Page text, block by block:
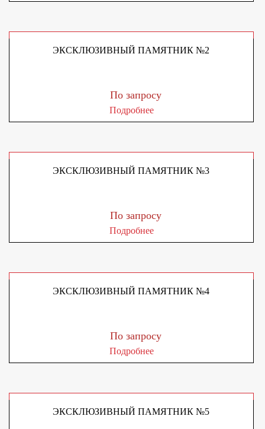
ЭКСКЛЮЗИВНЫЙ ПАМЯТНИК №2
По запросу
Подробнее
ЭКСКЛЮЗИВНЫЙ ПАМЯТНИК №3
По запросу
Подробнее
ЭКСКЛЮЗИВНЫЙ ПАМЯТНИК №4
По запросу
Подробнее
ЭКСКЛЮЗИВНЫЙ ПАМЯТНИК №5